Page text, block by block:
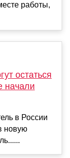
работы,
остаться
начали
в России
новую